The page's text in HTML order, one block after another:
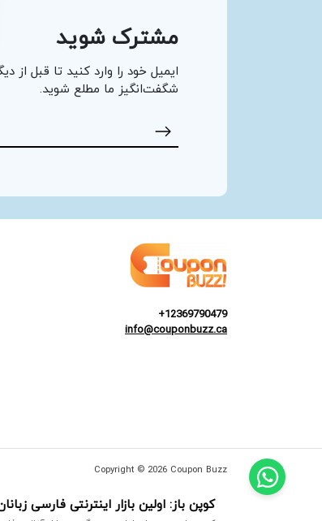
مشترک شوید
ایمیل خود را وارد کنید تا قبل از
شگفت‌انگیز ما مطلع شوید.
+12369790479
info@couponbuzz.ca
Copyright © 2026 Coupon Buzz
کوپن باز: اولین بازار اینترنتی فارسی